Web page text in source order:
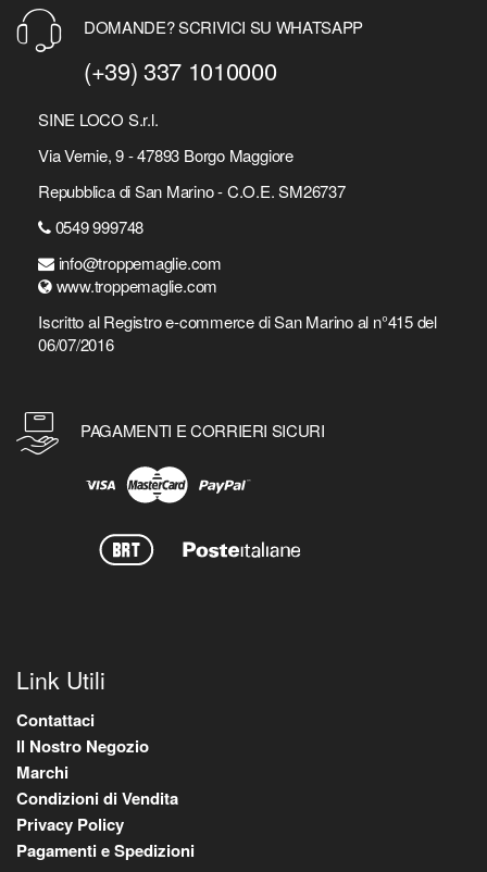
DOMANDE? SCRIVICI SU WHATSAPP
(+39) 337 1010000
SINE LOCO S.r.l.
Via Vernie, 9 - 47893 Borgo Maggiore
Repubblica di San Marino - C.O.E. SM26737
0549 999748
info@troppemaglie.com
www.troppemaglie.com
Iscritto al Registro e-commerce di San Marino al n°415 del
06/07/2016
PAGAMENTI E CORRIERI SICURI
Link Utili
Contattaci
Il Nostro Negozio
Marchi
Condizioni di Vendita
Privacy Policy
Pagamenti e Spedizioni